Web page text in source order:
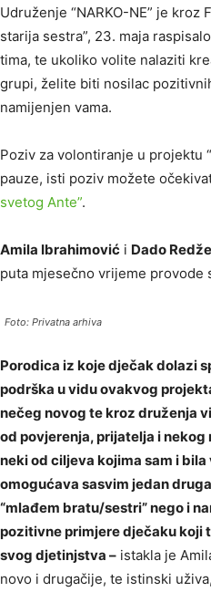
Udruženje “NARKO-NE” je
starija sestra”, 23. maja raspisalo
tima, te ukoliko volite nalaziti
grupi, želite biti nosilac
namijenjen vama.
Poziv za volontiranje u projektu
pauze, isti poziv možete
svetog Ante”.
Amila Ibrahimović i Dado
puta mjesečno vrijeme provode
Foto: Privatna arhiva
Porodica iz koje dječak dolazi
podrška u vidu ovakvog
nečeg novog te kroz druženja
od povjerenja, prijatelja i nekog
neki od ciljeva kojima sam i
omogućava sasvim jedan
“mlađem bratu/sestri” nego i
pozitivne primjere dječaku koji
svog djetinjstva – istakla je
novo i drugačije, te istinski